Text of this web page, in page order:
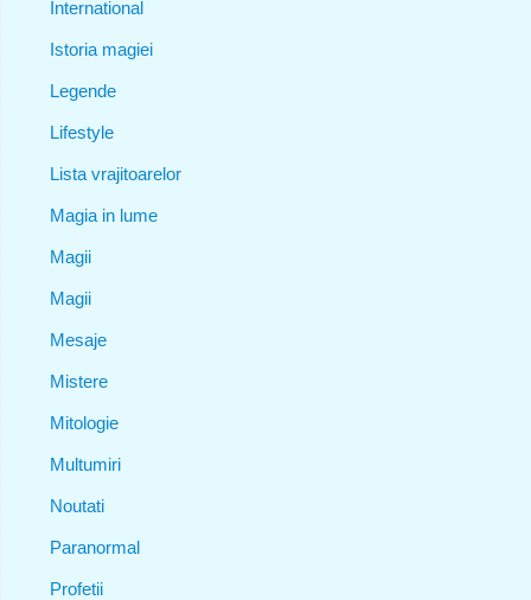
International
Istoria magiei
Legende
Lifestyle
Lista vrajitoarelor
Magia in lume
Magii
Magii
Mesaje
Mistere
Mitologie
Multumiri
Noutati
Paranormal
Profetii